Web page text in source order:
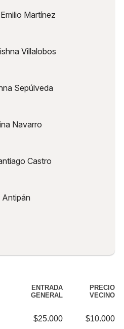
Martínez
Villalobos
Sepúlveda
Navarro
Castro
Antipán
ENTRADA
GENERAL
PRECIO
VECINO
$25.000 $10.000